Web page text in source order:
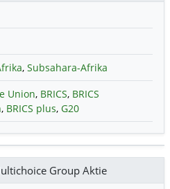
, Subsahara-Afrika
Union, BRICS, BRICS
, BRICS plus, G20
Group Aktie